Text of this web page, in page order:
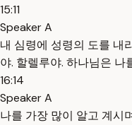
15:11
Speaker A
내 심령에 성령의 도를 내
야. 할렐루야. 하나님은 나
16:14
Speaker A
나를 가장 많이 알고 계시